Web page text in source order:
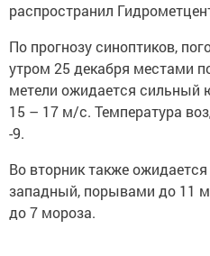
распространил
По прогнозу синоптиков,
утром 25 декабря местами
метели ожидается
15 – 17 м/с. Температура
-9.
Во вторник также ожидается
западный, порывами до 11
до 7 мороза.